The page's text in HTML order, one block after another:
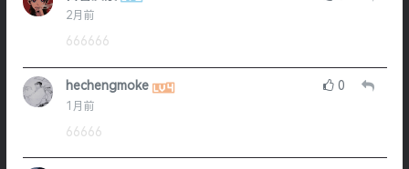
2月前
666666
hechengmoke
1月前
0
66666